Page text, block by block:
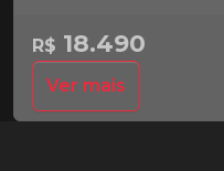
R$ 18.490
Ver mais